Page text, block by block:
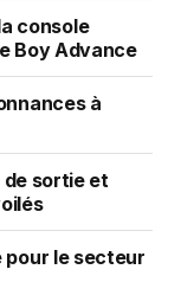
console
Boy Advance
à
de sortie et
pour le secteur